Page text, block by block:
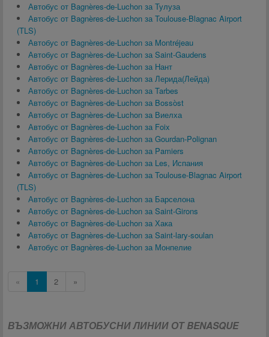
Автобус от Bagnères-de-Luchon за Тулуза
Автобус от Bagnères-de-Luchon за Toulouse-Blagnac Airport
(TLS)
Автобус от Bagnères-de-Luchon за Montréjeau
Автобус от Bagnères-de-Luchon за Saint-Gaudens
Автобус от Bagnères-de-Luchon за Нант
Автобус от Bagnères-de-Luchon за Лерида(Лейда)
Автобус от Bagnères-de-Luchon за Tarbes
Автобус от Bagnères-de-Luchon за Bossòst
Автобус от Bagnères-de-Luchon за Виелха
Автобус от Bagnères-de-Luchon за Foix
Автобус от Bagnères-de-Luchon за Gourdan-Polignan
Автобус от Bagnères-de-Luchon за Pamiers
Автобус от Bagnères-de-Luchon за Les, Испания
Автобус от Bagnères-de-Luchon за Toulouse-Blagnac Airport
(TLS)
Автобус от Bagnères-de-Luchon за Барселона
Автобус от Bagnères-de-Luchon за Saint-Girons
Автобус от Bagnères-de-Luchon за Хака
Автобус от Bagnères-de-Luchon за Saint-lary-soulan
Автобус от Bagnères-de-Luchon за Монпелие
« 1 2 »
ВЪЗМОЖНИ АВТОБУСНИ ЛИНИИ ОТ BENASQUE